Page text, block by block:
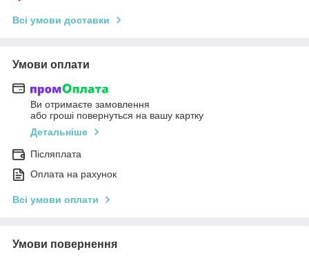
Всі умови доставки
Умови оплати
Ви отримаєте замовлення
або гроші повернуться на вашу картку
Детальніше
Післяплата
Оплата на рахунок
Всі умови оплати
Умови повернення